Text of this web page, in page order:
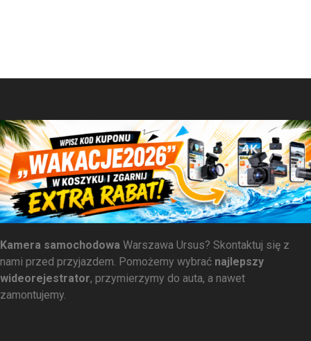
Kamera samochodowa Warszawa Ursus? Skontaktuj się z
nami przed przyjazdem. Pomożemy wybrać najlepszy
wideorejestrator, przymierzymy do auta, a nawet
zamontujemy.